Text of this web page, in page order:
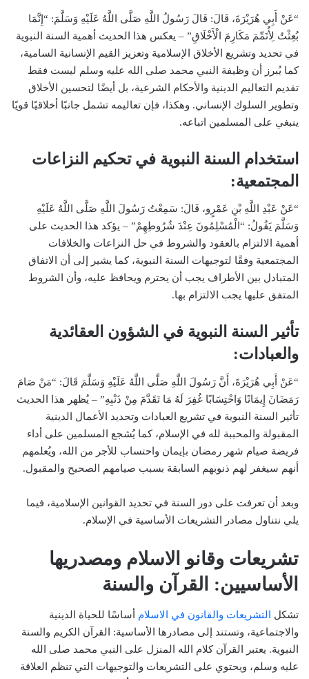
“عَنْ أَبِي هُرَيْرَةَ، قَالَ: قَالَ رَسُولُ اللَّهِ صَلَّى اللَّهُ عَلَيْهِ وَسَلَّمَ: “إِنَّمَا
بُعِثْتُ لِأُتَمِّمَ مَكَارِمَ الْأَخْلَاقِ” – يعكس هذا الحديث أهمية السنة النبوية
في تحديد وتشريع الأخلاق الإسلامية وتعزيز القيم الإنسانية السامية،
كما يُبرز أن وظيفة النبي محمد صلى الله عليه وسلم ليست فقط
تقديم التعاليم الدينية والأحكام الشرعية، بل أيضًا لتحسين الأخلاق
وتطوير السلوك الإنساني. وهكذا، فإن تعاليمه تشمل جانبًا أخلاقيًا قويًا
ينبغي على المسلمين اتباعه.
استخدام السنة النبوية في تحكيم النزاعات
المجتمعية:
“عَنْ عَبْدِ اللَّهِ بْنِ عَمْرٍو، قَالَ: سَمِعْتُ رَسُولَ اللَّهِ صَلَّى اللَّهُ عَلَيْهِ
وَسَلَّمَ يَقُولُ: “الْمُسْلِمُونَ عِنْدَ شُرُوطِهِمْ” – يؤكد هذا الحديث على
أهمية الالتزام بالعقود والشروط في حل النزاعات والخلافات
المجتمعية وفقًا لتوجيهات السنة النبوية، كما يشير إلى أن الاتفاق
المتبادل بين الأطراف يجب أن يحترم ويحافظ عليه، وأن الشروط
المتفق عليها يجب الالتزام بها.
تأثير السنة النبوية في الشؤون العقائدية
والعبادات:
“عَنْ أَبِي هُرَيْرَةَ، أَنَّ رَسُولَ اللَّهِ صَلَّى اللَّهُ عَلَيْهِ وَسَلَّمَ قَالَ: “مَنْ صَامَ
رَمَضَانَ إِيمَانًا وَاحْتِسَابًا غُفِرَ لَهُ مَا تَقَدَّمَ مِنْ ذَنْبِهِ” – يُظهر هذا الحديث
تأثير السنة النبوية في تشريع العبادات وتحديد الأعمال الدينية
المقبولة والمحببة لله في الإسلام، كما يُشجع المسلمين على أداء
فريضة صيام شهر رمضان بإيمان واحتساب للأجر من الله، ويُعلمهم
أنهم سيغفر لهم ذنوبهم السابقة بسبب صيامهم الصحيح والمقبول.
وبعد أن تعرفت على دور السنة في تحديد القوانين الإسلامية، فيما
يلي نتناول مصادر التشريعات الأساسية في الإسلام.
تشريعات وقانو الاسلام ومصدريها
الأساسيين: القرآن والسنة
تشكل التشريعات والقانون في الاسلام
أساسًا للحياة الدينية
والاجتماعية، وتستند إلى مصادرها الأساسية: القرآن الكريم والسنة
النبوية. يعتبر القرآن كلام الله المنزل على النبي محمد صلى الله
عليه وسلم، ويحتوي على التشريعات والتوجيهات التي تنظم العلاقة